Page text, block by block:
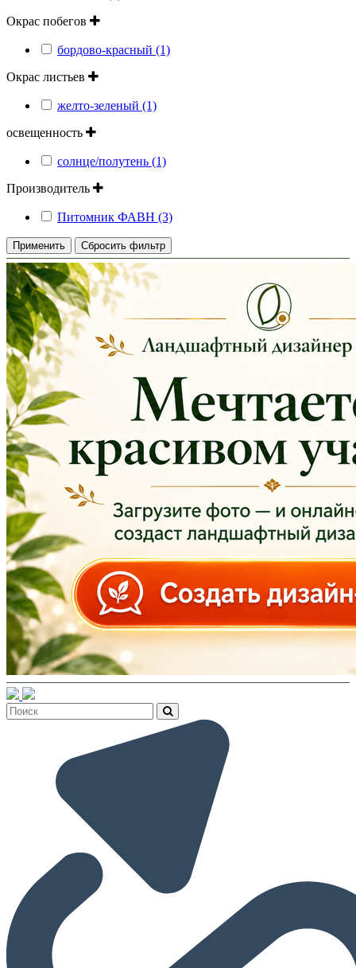
Окрас побегов
бордово-красный (1)
Окрас листьев
желто-зеленый (1)
освещенность
солнце/полутень (1)
Производитель
Питомник ФАВН (3)
Применить Сбросить фильтр